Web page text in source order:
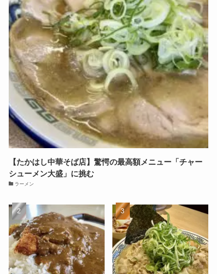
【たかはし中華そば店】驚愕の最高額メニュー「チャー
シューメン大盛」に挑む
ラーメン